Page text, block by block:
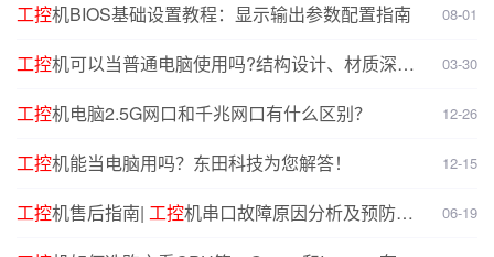
工控机BIOS基础设置教程：显示输出参数配置指南 08-01
工控机可以当普通电脑使用吗?结构设计、材质深度
03-30
工控机电脑2.5G网口和千兆网口有什么区别？ 12-26
工控机能当电脑用吗？东田科技为您解答！ 12-15
工控机售后指南| 工控机串口故障原因分析及预防解
06-19